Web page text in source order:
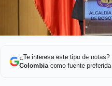
¿Te interesa este tipo de notas?
Colombiacomo fuente preferida